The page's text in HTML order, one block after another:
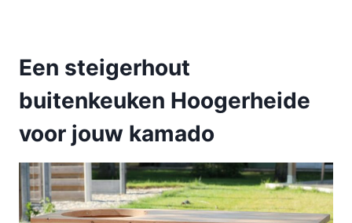
Een steigerhout
buitenkeuken Hoogerheide
voor jouw kamado